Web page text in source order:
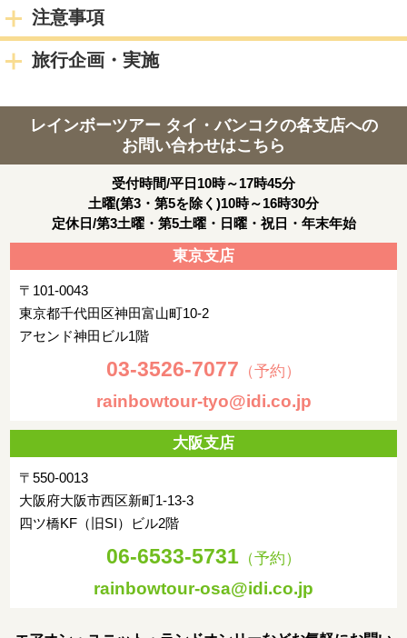
終日：自由行動
3日目
出発まで自由行動
※ホテルチェックアウト時間は別記参照
定)、帰国の途へ
宿泊都市
機中泊
4日目
ハノイまたはホーチミン発(0:15-0:30発予定)ベトナム航空に
て、空路帰国の途へ
関西空港着後(06:40-07:20着予定)、解散
宿泊都市
注意事項
旅行企画・実施
レインボーツアー タイ・バンコクの各支店への
お問い合わせはこちら
受付時間/平日10時～17時45分
土曜(第3・第5を除く)10時～16時30分
定休日/第3土曜・第5土曜・日曜・祝日・年末年始
東京支店
〒101-0043
東京都千代田区神田富山町10-2
アセンド神田ビル1階
03-3526-7077 （予約）
rainbowtour-tyo@idi.co.jp
大阪支店
〒550-0013
大阪府大阪市西区新町1-13-3
四ツ橋KF（旧SI）ビル2階
06-6533-5731 （予約）
rainbowtour-osa@idi.co.jp